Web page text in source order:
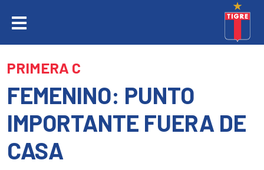
PRIMERA C
FEMENINO: PUNTO
IMPORTANTE FUERA DE
CASA